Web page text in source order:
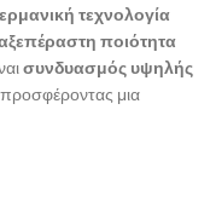
τεχνολογία
ποιότητα
συνδυασμός υψηλής
μια